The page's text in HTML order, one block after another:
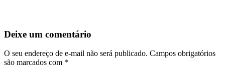
Deixe um comentário
O seu endereço de e-mail não será publicado. Campos obrigatórios
são marcados com *